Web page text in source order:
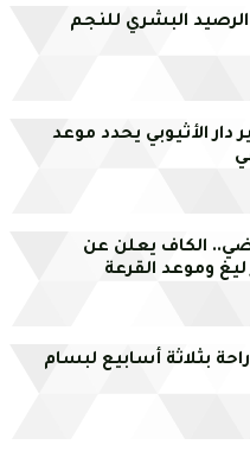
البشري للنجم
دار الأثيوبي يحدد موعد
الكاف يعلن عن
وموعد القرعة
راحة بثلاثة أسابيع لبسام